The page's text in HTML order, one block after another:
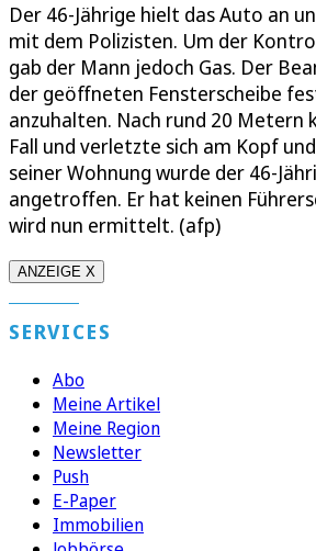
Der 46-Jährige hielt das Auto an
mit dem Polizisten. Um der
gab der Mann jedoch Gas. Der
der geöffneten Fensterscheibe
anzuhalten. Nach rund 20 Metern
Fall und verletzte sich am Kopf
seiner Wohnung wurde der 46-
angetroffen. Er hat keinen
wird nun ermittelt. (afp)
ANZEIGE X
SERVICES
Abo
Meine Artikel
Meine Region
Newsletter
Push
E-Paper
Immobilien